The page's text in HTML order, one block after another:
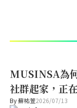
MUSINSA為
社群起家，正
By蘇祐萱2026/07/13